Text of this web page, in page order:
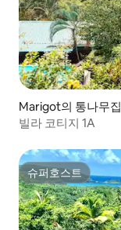
Marigot의 통나무집
빌라 코티지 1A
슈퍼호스트
슈퍼호스트